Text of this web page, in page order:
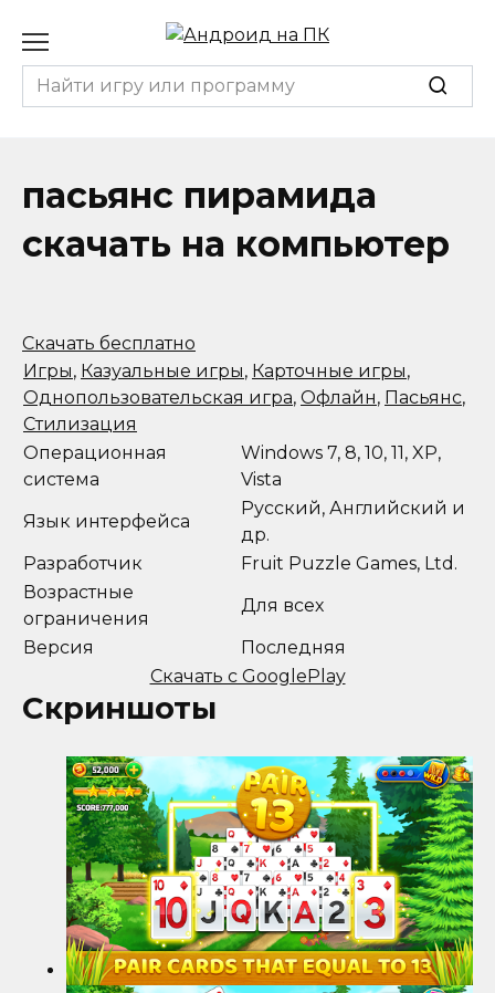
содержанию
Search
for:
пасьянс пирамида
скачать на компьютер
Скачать бесплатно
Игры, Казуальные игры, Карточные игры,
Однопользовательская игра, Офлайн, Пасьянс,
Стилизация
Операционная
система
Windows 7, 8, 10, 11, XP,
Vista
Язык интерфейса
Русский, Английский и
др.
Разработчик
Fruit Puzzle Games, Ltd.
Возрастные
ограничения
Для всех
Версия
Последняя
Скачать с GooglePlay
Скриншоты